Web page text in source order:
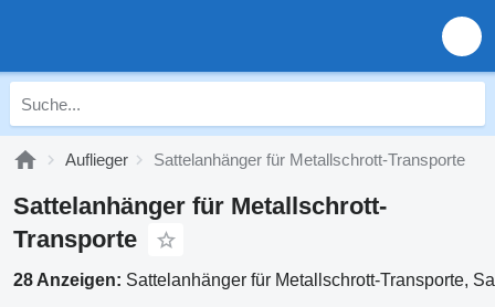
Auflieger Sattelanhänger für Metallschrott-Transporte
Sattelanhänger für Metallschrott-
Transporte
28 Anzeigen: Sattelanhänger für Metallschrott-Transporte,